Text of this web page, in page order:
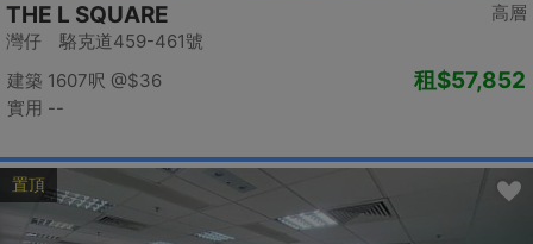
高層
THE L SQUARE
灣仔 駱克道459-461號
建築 1607呎 @$36
實用 --
租$57,852
置頂